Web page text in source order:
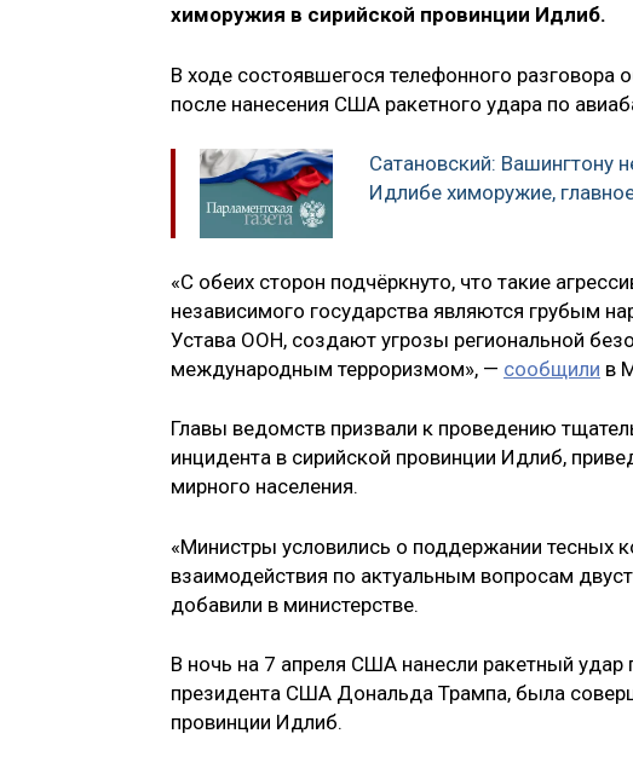
химоружия в сирийской провинции Идлиб.
В ходе состоявшегося телефонного
после нанесения США ракетного удара по
Сатановский: Вашингтону
Идлибе химоружие,
«С обеих сторон подчёркнуто, что такие
независимого государства являются грубым
Устава ООН, создают угрозы региональной
международным терроризмом», — сообщили в
Главы ведомств призвали к проведению
инцидента в сирийской провинции Идлиб,
мирного населения.
«Министры условились о поддержании тесных
взаимодействия по актуальным вопросам
добавили в министерстве.
В ночь на 7 апреля США нанесли ракетный
президента США Дональда Трампа, была
провинции Идлиб.